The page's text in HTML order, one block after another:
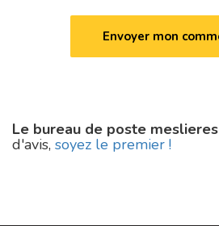
Le bureau de poste meslieres
d'avis, soyez le premier !